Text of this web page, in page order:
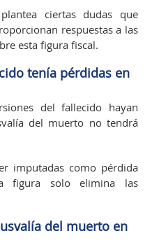
ciertas dudas que
respuestas a las
esta figura fiscal.
tenía pérdidas en
del fallecido hayan
del muerto no tendrá
imputadas como pérdida
figura solo elimina las
del muerto en